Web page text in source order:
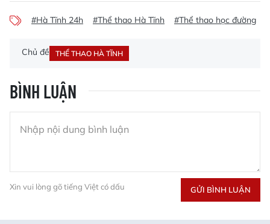
#Hà Tĩnh 24h #Thể thao Hà Tĩnh #Thể thao học đường
Chủ đề THỂ THAO HÀ TĨNH
BÌNH LUẬN
Xin vui lòng gõ tiếng Việt có dấu GỬI BÌNH LUẬN